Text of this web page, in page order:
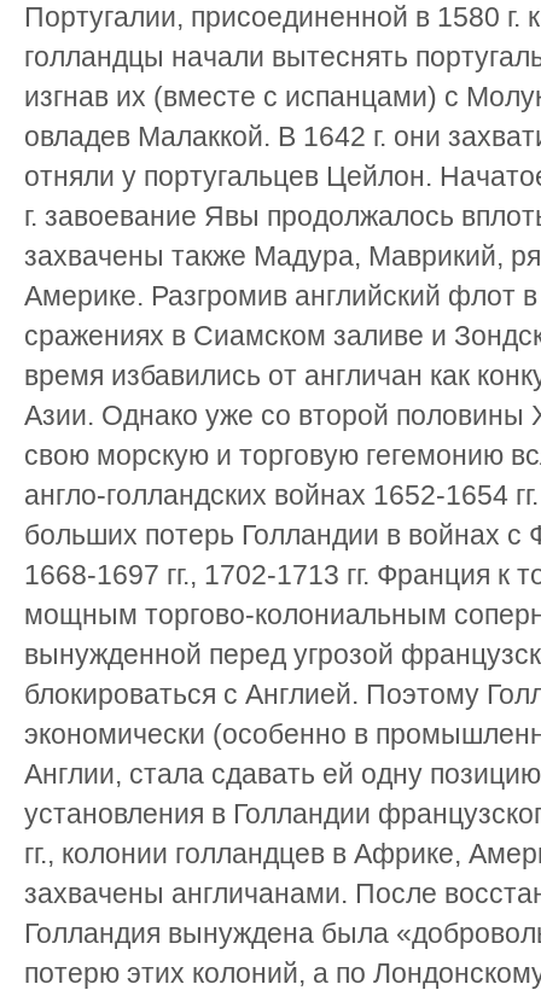
Португалии, присоединенной в 1580 г.
голландцы начали вытеснять
изгнав их (вместе с испанцами) с
овладев Малаккой. В 1642 г. они
отняли у португальцев Цейлон.
г. завоевание Явы продолжалось
захвачены также Мадура, Маврикий,
Америке. Разгромив английский флот в
сражениях в Сиамском заливе и
время избавились от англичан как
Азии. Однако уже со второй половины
свою морскую и торговую гегемонию
англо-голландских войнах 1652-1654
больших потерь Голландии в войнах с
1668-1697 гг., 1702-1713 гг. Франция к
мощным торгово-колониальным
вынужденной перед угрозой
блокироваться с Англией. Поэтому
экономически (особенно в
Англии, стала сдавать ей одну
установления в Голландии
гг., колонии голландцев в Африке,
захвачены англичанами. После
Голландия вынуждена была
потерю этих колоний, а по